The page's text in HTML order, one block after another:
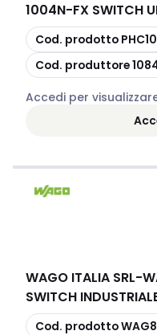
1004N-FX SWITCH
copia
Cod. prodotto
copia
Cod. produttore
Accedi per
WAGO ITALIA SRL-
SWITCH
copia
Cod. prodotto